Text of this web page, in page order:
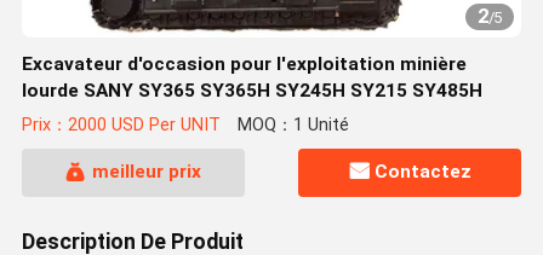
2/5
Excavateur d'occasion pour l'exploitation minière
lourde SANY SY365 SY365H SY245H SY215 SY485H
Prix：2000 USD Per UNIT MOQ：1 Unité
meilleur prix Contactez
Description De Produit